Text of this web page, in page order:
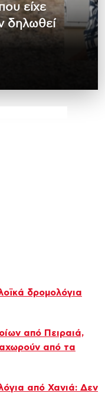
είχε
δηλωθεί
δρομολόγια
από Πειραιά,
από τα
από Χανιά: Δεν